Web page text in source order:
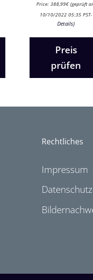
o
n
Price: 388,99€(geprüft
10/10/2022 05:35 PST-
Details)
Preis
prüfen
Rechtliches
Impressum